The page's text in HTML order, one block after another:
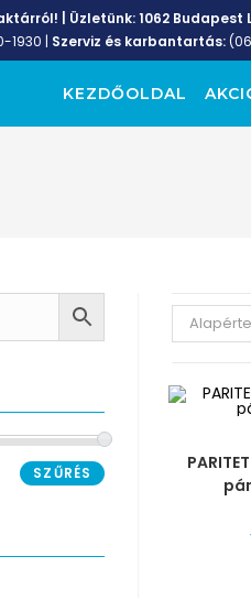
| Üzletünk:1062 Budapest
1930 | Szerviz és karbantartás:
KEZDŐOLDAL
SZŰRÉS